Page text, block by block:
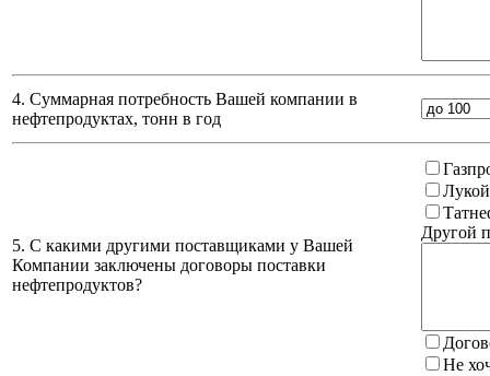
4. Суммарная потребность Вашей компании в
нефтепродуктах, тонн в год
5. С какими другими поставщиками у Вашей
Компании заключены договоры поставки
нефтепродуктов?
Другой
Не